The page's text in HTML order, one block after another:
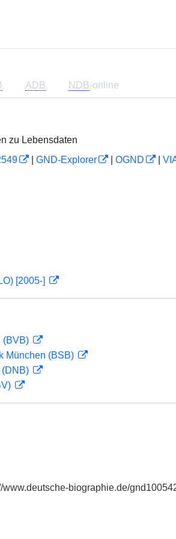
ADB NDB-online
zu Lebensdaten
GND-Explorer OGND
[2005-]
(BVB)
München (BSB)
biographie.de/